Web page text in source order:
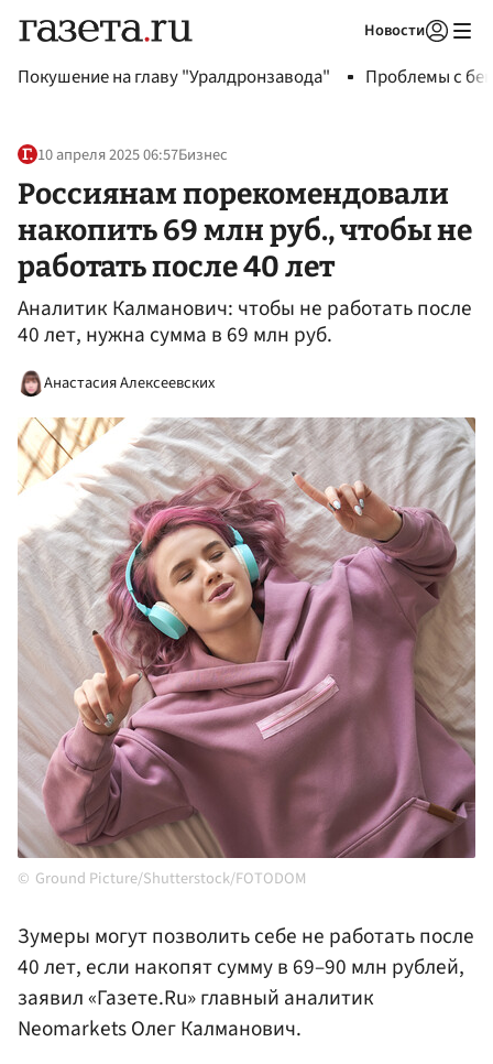
Новости
Покушение на главу "Уралдронзавода" Проблемы с
10 апреля 2025 06:57Бизнес
Россиянам порекомендовали
накопить 69 млн руб., чтобы не
работать после 40 лет
Аналитик Калманович: чтобы не работать после
40 лет, нужна сумма в 69 млн руб.
Анастасия Алексеевских
Ground Picture/Shutterstock/FOTODOM
Зумеры могут позволить себе не работать после
40 лет, если накопят сумму в 69–90 млн рублей,
заявил «Газете.Ru» главный аналитик
Neomarkets Олег Калманович.